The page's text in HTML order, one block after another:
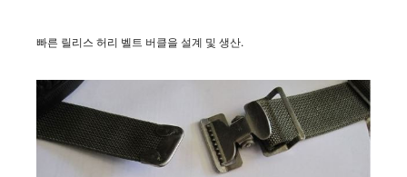
빠른 릴리스 허리 벨트 버클을 설계 및 생산.